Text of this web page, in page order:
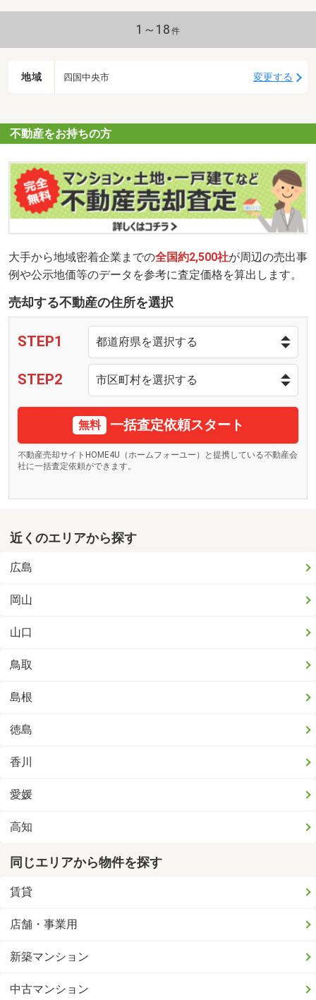
1～18 件
地域 四国中央市 変更する
不動産をお持ちの方
大手から地域密着企業までの全国約2,500社が周辺の売出事
例や公示地価等のデータを参考に査定価格を算出します。
売却する不動産の住所を選択
STEP1
STEP2
無料 一括査定依頼スタート
不動産売却サイトHOME4U（ホームフォーユー）と提携している不動産会
社に一括査定依頼ができます。
近くのエリアから探す
広島
岡山
山口
鳥取
島根
徳島
香川
愛媛
高知
同じエリアから物件を探す
賃貸
店舗・事業用
新築マンション
中古マンション